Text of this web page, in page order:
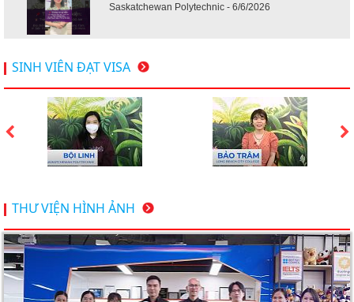
Saskatchewan Polytechnic - 6/6/2026
Hội thảo du học Mỹ 18.4.2026 - Đại học Mỹ học phí
dưới 20k/ năm
Du học Mỹ 2026 - Lấy bằng cử nhân lúc 20 tuổi cùng
chương trình High School Completion, Washington
bạn khám phá
Du học Mỹ năm 2026: Cơ hội học tập và trải nghiệm tại
nền giáo dục hàng đầu
SINH VIÊN ĐẠT VISA
THƯ VIỆN HÌNH ẢNH